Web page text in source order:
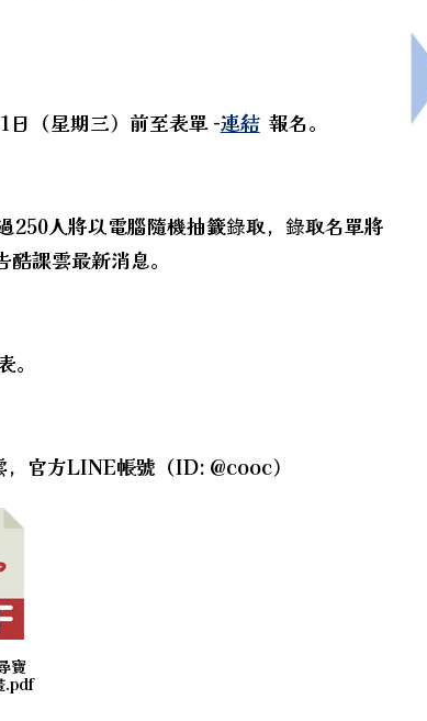
理「版畫創作設計與應用研習-暑假場」。
（星期三）前至表單 -連結報名。
250人將以電腦隨機抽籤錄取，錄取名單將
課雲最新消息。
官方LINE帳號（ID: @cooc）
寶
.pdf